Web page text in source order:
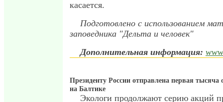
касается.
Подготовлено с использованием
заповедника "Дельта и человек"
Дополнительная информация:
Президенту России отправлена первая
на Балтике
Экологи продолжают серию акций